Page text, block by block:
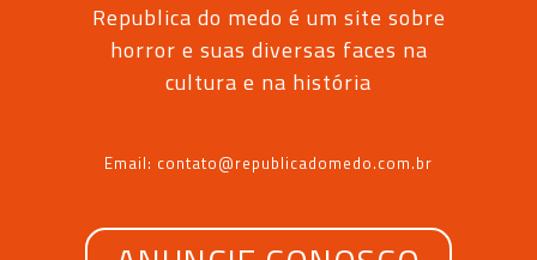
Republica do medo é um site sobre
horror e suas diversas faces na
cultura e na história
Email: contato@republicadomedo.com.br